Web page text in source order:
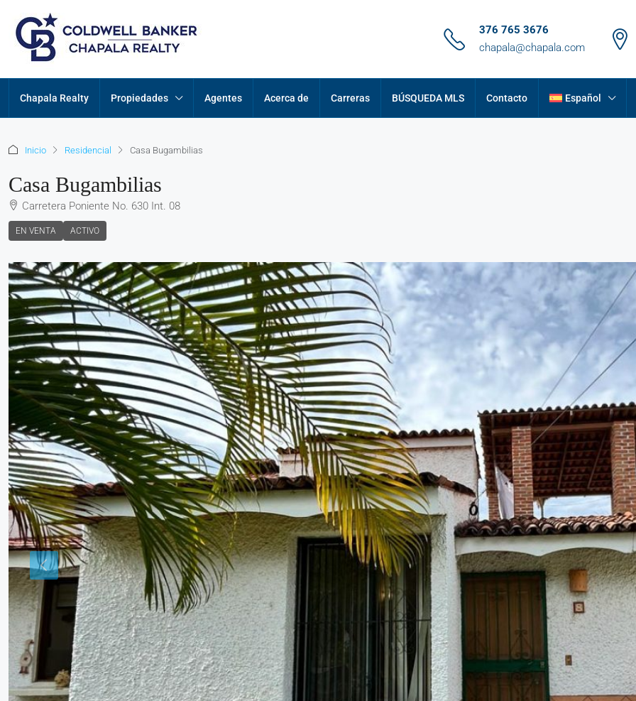
376 765 3676
chapala@chapala.com
Chapala Realty Propiedades Agentes Acerca de Carreras BÚSQUEDA MLS Contacto Español
Inicio Residencial Casa Bugambilias
Casa Bugambilias
Carretera Poniente No. 630 Int. 08
EN VENTA ACTIVO